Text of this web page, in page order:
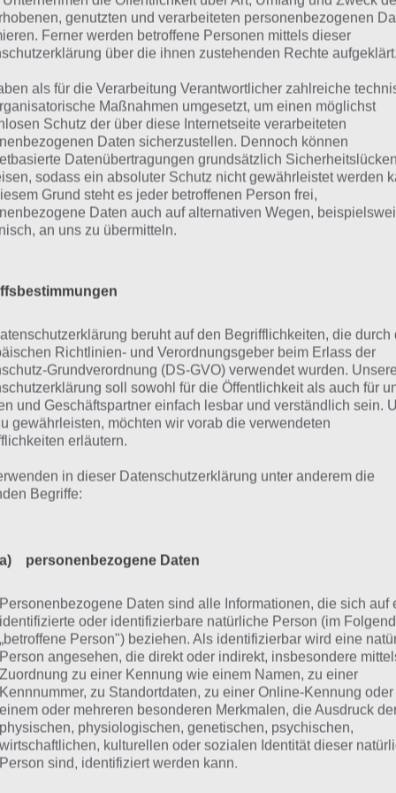
gelangst du an die
Batterien in Akt 1
habe ich die Möglichkeiten zusammengefasst,
Batterien im Akt 1 von “Die Weihnachts-
halten sich jedoch in Grenzen. Kennst du
in Simpsons Springfield einbringen? Dann melde
Lustikus in deiner Stadt antippen (12 Rigelianische
Lustikus in anderem Springfield antippen (1
“Weiterverschenk-Maschine” (ca. 75 Baterrien)
durchspielen (unter anderem gibt es relativ früh
Robo-Lustikusse schneller
Lustikusse in deiner Stadt zu sehen, ist in Simpsons
da diese relativ klein sind. Doch die Entwickler
ohne Umwege integriert: Dazu seht ihr oben
für den Robo-Lustikus. Tippt ihr dieses an, springt ihr
Manchmal verstecken sich die hinter Häusern.
genutzten und verarbeiteten personenbezogenen
Ferner werden betroffene Personen mittels dieser
über die ihnen zustehenden Rechte aufgeklärt.
als für die Verarbeitung Verantwortlicher zahlreiche
Maßnahmen umgesetzt, um einen möglichst
Schutz der über diese Internetseite verarbeiteten
Daten sicherzustellen. Dennoch können
Datenübertragungen grundsätzlich Sicherheitslücken
sodass ein absoluter Schutz nicht gewährleistet werden
Grund steht es jeder betroffenen Person frei,
Daten auch auf alternativen Wegen,
an uns zu übermitteln.
beruht auf den Begrifflichkeiten, die durch
Richtlinien- und Verordnungsgeber beim Erlass der
Grundverordnung (DS-GVO) verwendet wurden. Unsere
soll sowohl für die Öffentlichkeit als auch für
und Geschäftspartner einfach lesbar und verständlich sein.
gewährleisten, möchten wir vorab die verwendeten
erläutern.
in dieser Datenschutzerklärung unter anderem die
Begriffe:
a) personenbezogene Daten
Personenbezogene Daten sind alle Informationen, die sich auf
identifizierte oder identifizierbare natürliche Person (im
„betroffene Person") beziehen. Als identifizierbar wird eine
Person angesehen, die direkt oder indirekt, insbesondere
Zuordnung zu einer Kennung wie einem Namen, zu einer
Kennnummer, zu Standortdaten, zu einer Online-Kennung oder
einem oder mehreren besonderen Merkmalen, die Ausdruck
physischen, physiologischen, genetischen, psychischen,
wirtschaftlichen, kulturellen oder sozialen Identität dieser
Person sind, identifiziert werden kann.